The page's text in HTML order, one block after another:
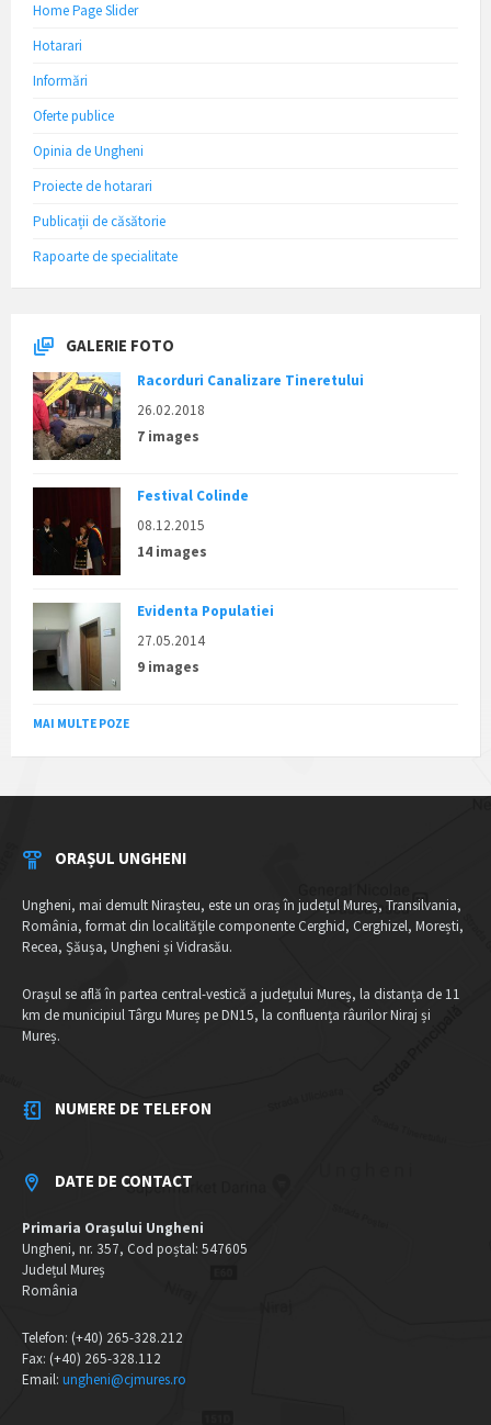
Home Page Slider
Hotarari
Informări
Oferte publice
Opinia de Ungheni
Proiecte de hotarari
Publicații de căsătorie
Rapoarte de specialitate
GALERIE FOTO
Racorduri Canalizare Tineretului
26.02.2018
7 images
Festival Colinde
08.12.2015
14 images
Evidenta Populatiei
27.05.2014
9 images
MAI MULTE POZE
ORAȘUL UNGHENI
Ungheni, mai demult Nirașteu, este un oraș în județul Mureș, Transilvania,
România, format din localitățile componente Cerghid, Cerghizel, Morești,
Recea, Șăușa, Ungheni și Vidrasău.
Orașul se află în partea central-vestică a județului Mureș, la distanța de 11
km de municipiul Târgu Mureș pe DN15, la confluența râurilor Niraj și
Mureș.
NUMERE DE TELEFON
DATE DE CONTACT
Primaria Orașului Ungheni
Ungheni, nr. 357, Cod poștal: 547605
Județul Mureș
România
Telefon: (+40) 265-328.212
Fax: (+40) 265-328.112
Email: ungheni@cjmures.ro